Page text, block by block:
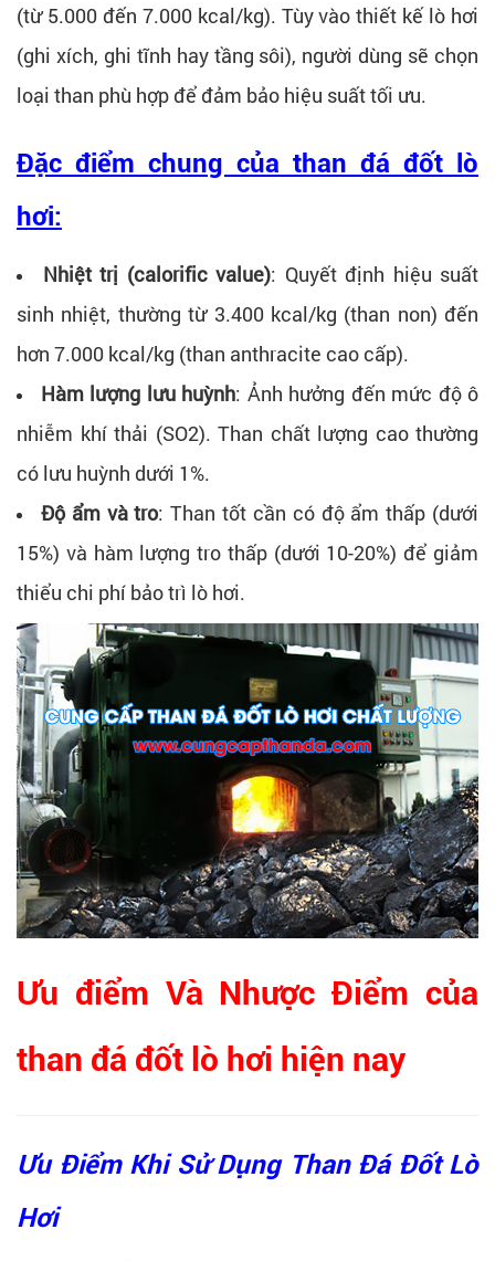
(từ 5.000 đến 7.000 kcal/kg). Tùy vào thiết kế lò hơi
(ghi xích, ghi tĩnh hay tầng sôi), người dùng sẽ chọn
loại than phù hợp để đảm bảo hiệu suất tối ưu.
Đặc điểm chung của than đá đốt lò
hơi:
Nhiệt trị (calorific value): Quyết định hiệu suất
sinh nhiệt, thường từ 3.400 kcal/kg (than non) đến
hơn 7.000 kcal/kg (than anthracite cao cấp).
Hàm lượng lưu huỳnh: Ảnh hưởng đến mức độ ô
nhiễm khí thải (SO2). Than chất lượng cao thường
có lưu huỳnh dưới 1%.
Độ ẩm và tro: Than tốt cần có độ ẩm thấp (dưới
15%) và hàm lượng tro thấp (dưới 10-20%) để giảm
thiểu chi phí bảo trì lò hơi.
Ưu điểm Và Nhược Điểm của
than đá đốt lò hơi hiện nay
Ưu Điểm Khi Sử Dụng Than Đá Đốt Lò
Hơi